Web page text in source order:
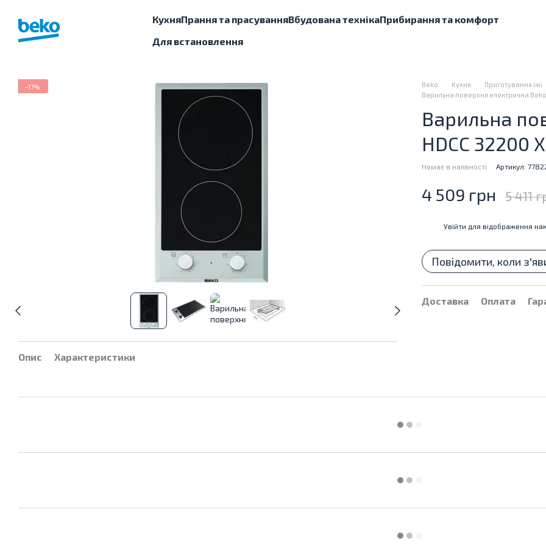
КухняПрання та прасуванняВбудована технікаПрибирання та комфорт
Для встановлення
−17%
Опис Характеристики
Beko Кухня Приготування їжі
Варильна поверхня електрична Beko
Варильна
HDCC 32200 X
Немає в наявності Артикул:
4 509 грн 5 411
Увійти для відображення
Повідомити, коли
Доставка Оплата